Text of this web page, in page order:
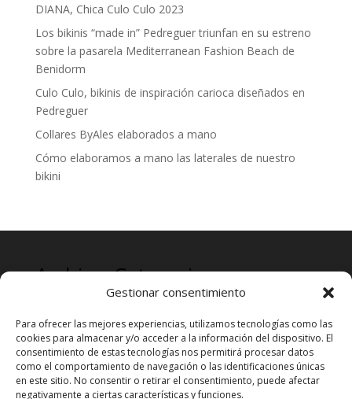
Gestionar consentimiento
Para ofrecer las mejores experiencias, utilizamos tecnologías como las
cookies para almacenar y/o acceder a la información del dispositivo. El
consentimiento de estas tecnologías nos permitirá procesar datos
como el comportamiento de navegación o las identificaciones únicas
en este sitio. No consentir o retirar el consentimiento, puede afectar
negativamente a ciertas características y funciones.
DIANA, Chica Culo Culo 2023
Los bikinis “made in” Pedreguer triunfan en su estreno
sobre la pasarela Mediterranean Fashion Beach de
Benidorm
Culo Culo, bikinis de inspiración carioca diseñados en
Pedreguer
Collares ByAles elaborados a mano
Cómo elaboramos a mano las laterales de nuestro
bikini
ArchivesCategories
Prensa